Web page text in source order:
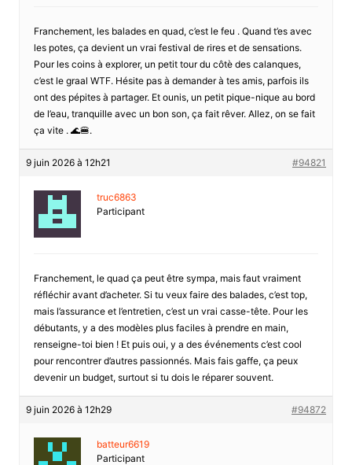
Franchement, les balades en quad, c’est le feu . Quand t’es avec
les potes, ça devient un vrai festival de rires et de sensations.
Pour les coins à explorer, un petit tour du côtè des calanques,
c’est le graal WTF. Hésite pas à demander à tes amis, parfois ils
ont des pépites à partager. Et ounis, un petit pique-nique au bord
de l’eau, tranquille avec un bon son, ça fait rêver. Allez, on se fait
ça vite . 🌊🍔.
9 juin 2026 à 12h21 #94821
truc6863
Participant
Franchement, le quad ça peut être sympa, mais faut vraiment
réfléchir avant d’acheter. Si tu veux faire des balades, c’est top,
mais l’assurance et l’entretien, c’est un vrai casse-tête. Pour les
débutants, y a des modèles plus faciles à prendre en main,
renseigne-toi bien ! Et puis oui, y a des événements c’est cool
pour rencontrer d’autres passionnés. Mais fais gaffe, ça peux
devenir un budget, surtout si tu dois le réparer souvent.
9 juin 2026 à 12h29 #94872
batteur6619
Participant